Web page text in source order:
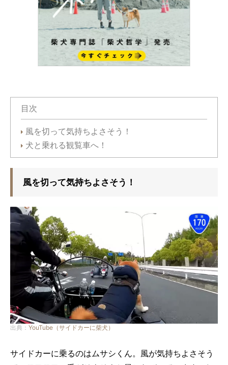
目次
風を切って気持ちよさそう！
犬と乗れる観覧車へ！
風を切って気持ちよさそう！
出典： YouTube（サイドカーに柴犬）
サイドカーに乗るのはムサシくん。風が気持ちよさそう